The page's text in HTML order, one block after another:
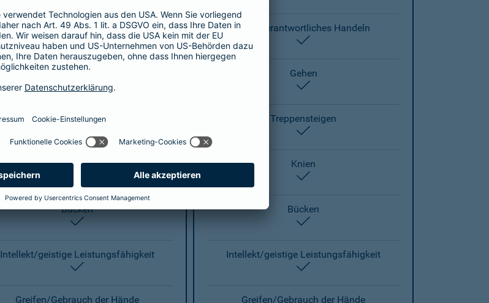
Eigenverantwortliches Handeln
enthalten
Eigenverantwortliches Handeln
Gehen
enthalten
Gehen
Treppensteigen
Treppensteigen
Knien
Knien
Bücken
enthalten
Bücken
Intellekt/geistige Leistungsfähigkeit
enthalten
Intellekt/geistige Leistungsfähigkeit
Greifen/Gebrauch der Hände
Greifen/Gebrauch der Hände